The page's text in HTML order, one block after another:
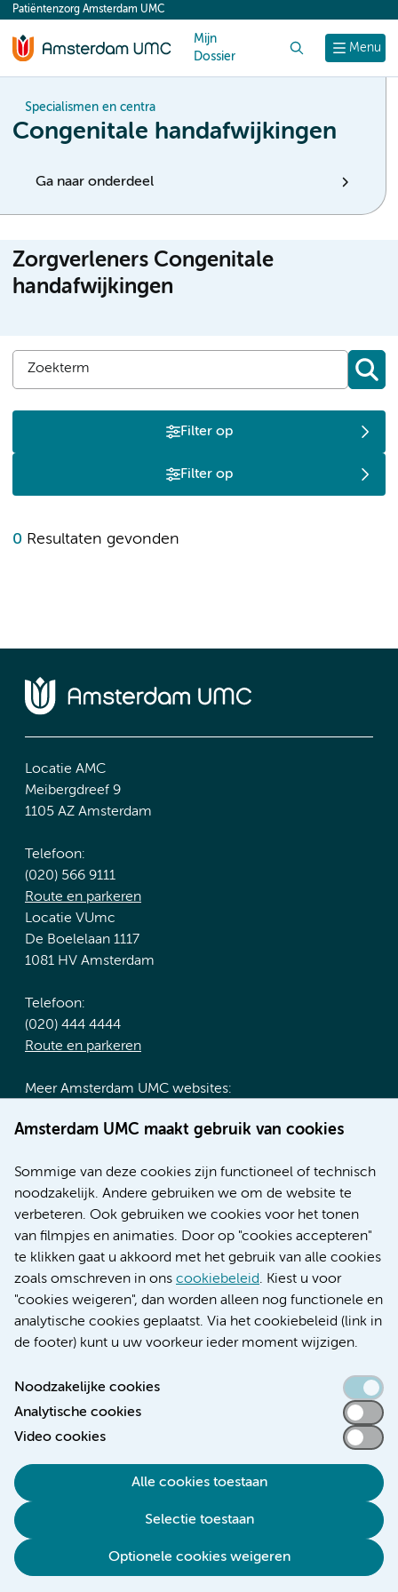
content
Amsterdam UMC maakt gebruik van cookies
Sommige van deze cookies zijn functioneel of technisch
noodzakelijk. Andere gebruiken we om de website te
verbeteren. Ook gebruiken we cookies voor het tonen
van filmpjes en animaties. Door op "cookies accepteren"
te klikken gaat u akkoord met het gebruik van alle cookies
zoals omschreven in ons cookiebeleid. Kiest u voor
"cookies weigeren", dan worden alleen nog functionele en
analytische cookies geplaatst. Via het cookiebeleid (link in
de footer) kunt u uw voorkeur ieder moment wijzigen.
Noodzakelijke cookies
Analytische cookies
Video cookies
Alle cookies toestaan
Selectie toestaan
Optionele cookies weigeren
Menu
Patiëntenzorg Amsterdam UMC
Mijn
Dossier
Specialismen en centra
Congenitale handafwijkingen
Ga naar onderdeel
Zorgverleners Congenitale
handafwijkingen
Filter op
Filter op
0 Resultaten gevonden
Locatie AMC
Meibergdreef 9
1105 AZ Amsterdam
Telefoon:
(020) 566 9111
Route en parkeren
Locatie VUmc
De Boelelaan 1117
1081 HV Amsterdam
Telefoon:
(020) 444 4444
Route en parkeren
Meer Amsterdam UMC websites:
Werken bij Amsterdam UMC
Nieuws
Research
Educatie locatie AMC
Educatie locatie VUmc
Verwijzen & diagnostiek
Toegankelijkheidsverklaring
Responsible disclosure